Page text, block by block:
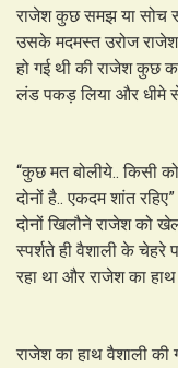
राजेश कुछ समझ या सोच
उसके मदमस्त उरोज राजेश
हो गई थी की राजेश कुछ
लंड पकड़ लिया और धीमे
“कुछ मत बोलीये.. किसी
दोनों है.. एकदम शांत
दोनों खिलौने राजेश को
स्पर्शते ही वैशाली के चेहरे
रहा था और राजेश का हाथ
राजेश का हाथ वैशाली की